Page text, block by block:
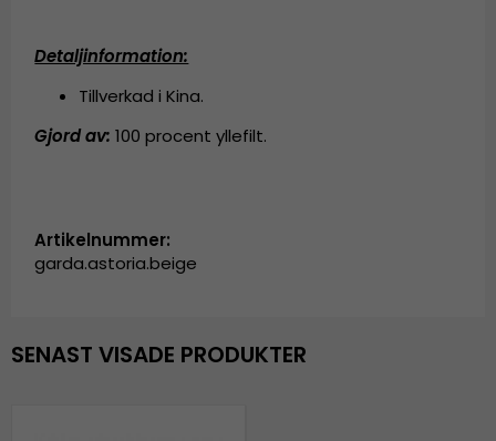
Detaljinformation:
Tillverkad i Kina.
Gjord av: 100 procent yllefilt.
Artikelnummer:
garda.astoria.beige
SENAST VISADE PRODUKTER